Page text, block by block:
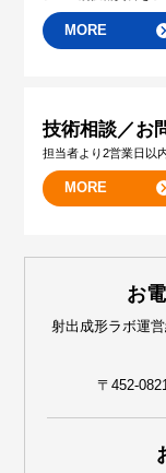
MORE
技術相談／お
担当者より2営業日以
MORE
お
射出成形ラボ運
〒452-